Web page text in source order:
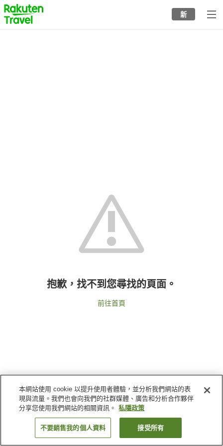
to
top
page
新
抱歉，找不到您尋找的頁面。
前往首頁
本網站使用 cookie 以提升使用者體驗，並分析我們網站的表
現與流量。我們也會向我們的社群媒體、廣告和分析合作夥伴
分享您使用我們網站的相關資訊。
私隱政策
不要銷售我的個人資料 接受所有